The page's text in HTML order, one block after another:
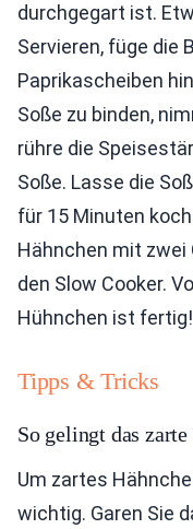
durchgegart ist.
Servieren, füge die
Paprikascheiben
Soße zu binden,
rühre die
Soße. Lasse die
für 15 Minuten
Hähnchen mit zwei
den Slow Cooker.
Hühnchen ist fertig!
Tipps & Tricks
So gelingt das zarte
Um zartes
wichtig. Garen Sie